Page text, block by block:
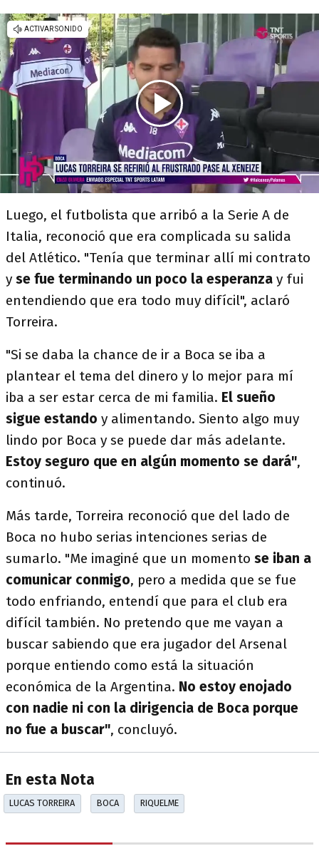
Luego, el futbolista que arribó a la Serie A de
Italia, reconoció que era complicada su salida
del Atlético. "Tenía que terminar allí mi contrato
y se fue terminando un poco la esperanza y fui
entendiendo que era todo muy difícil", aclaró
Torreira.
"Si se daba la chance de ir a Boca se iba a
plantear el tema del dinero y lo mejor para mí
iba a ser estar cerca de mi familia. El sueño
sigue estando y alimentando. Siento algo muy
lindo por Boca y se puede dar más adelante.
Estoy seguro que en algún momento se dará",
continuó.
Más tarde, Torreira reconoció que del lado de
Boca no hubo serias intenciones serias de
sumarlo. "Me imaginé que un momento se iban a
comunicar conmigo, pero a medida que se fue
todo enfriando, entendí que para el club era
difícil también. No pretendo que me vayan a
buscar sabiendo que era jugador del Arsenal
porque entiendo como está la situación
económica de la Argentina. No estoy enojado
con nadie ni con la dirigencia de Boca porque
no fue a buscar", concluyó.
En esta Nota
LUCAS TORREIRA BOCA RIQUELME